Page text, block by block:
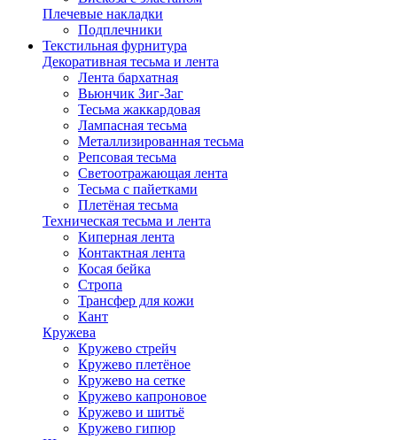
Плечевые накладки
Подплечники
Текстильная фурнитура
Декоративная тесьма и лента
Лента бархатная
Вьюнчик Зиг-Заг
Тесьма жаккардовая
Лампасная тесьма
Металлизированная тесьма
Репсовая тесьма
Светоотражающая лента
Тесьма с пайетками
Плетёная тесьма
Техническая тесьма и лента
Киперная лента
Контактная лента
Косая бейка
Стропа
Трансфер для кожи
Кант
Кружева
Кружево стрейч
Кружево плетёное
Кружево на сетке
Кружево капроновое
Кружево и шитьё
Кружево гипюр